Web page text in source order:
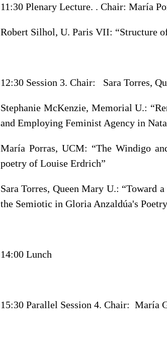
11:30 Plenary Lecture. . Chair: María
Robert Silhol, U. Paris VII: “Structure
12:30 Session 3. Chair: Sara Torres,
Stephanie McKenzie, Memorial U.:
and Employing Feminist Agency in
María Porras, UCM: “The Windigo
poetry of Louise Erdrich”
Sara Torres, Queen Mary U.: “Toward
the Semiotic in Gloria Anzaldúa's
14:00 Lunch
15:30 Parallel Session 4. Chair: María